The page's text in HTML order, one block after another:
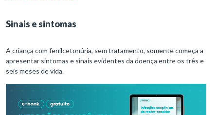
Sinais e sintomas
A criança com fenilcetonúria, sem tratamento, somente começa a
apresentar sintomas e sinais evidentes da doença entre os três e
seis meses de vida.